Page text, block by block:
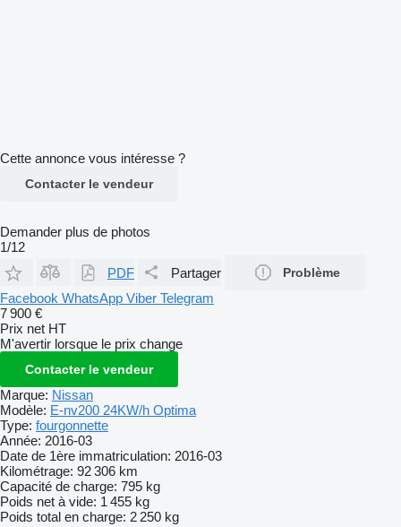
Cette annonce vous intéresse ?
Contacter le vendeur
Demander plus de photos
1/12
PDF
Partager Problème
Facebook WhatsApp Viber Telegram
7 900 €
Prix net HT
M'avertir lorsque le prix change
Contacter le vendeur
Marque: Nissan
Modèle: E-nv200 24KW/h Optima
Type: fourgonnette
Année: 2016-03
Date de 1ère immatriculation: 2016-03
Kilométrage: 92 306 km
Capacité de charge: 795 kg
Poids net à vide: 1 455 kg
Poids total en charge: 2 250 kg